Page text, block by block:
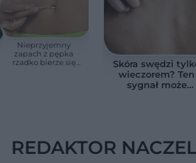
Nieprzyjemny
zapach z pępka
rzadko bierze się
Skóra swędzi
wieczorem? Ten
sygnał może
REDAKTOR